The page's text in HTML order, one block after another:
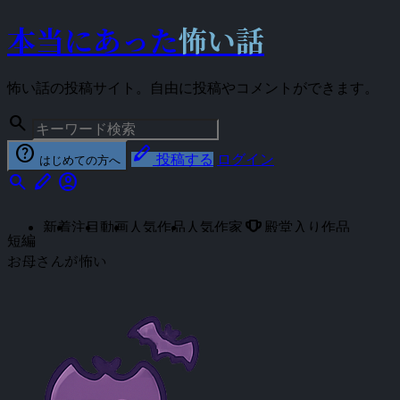
本当にあった怖い話
怖い話の投稿サイト。自由に投稿やコメントができます。
search
help はじめての方へ stylus 投稿する ログイン
search stylus account_circle
新着 注目 動画 人気作品 人気作家 emoji_events 殿堂入り作品
短編
お母さんが怖い